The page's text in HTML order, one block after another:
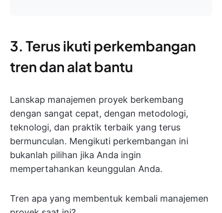
3. Terus ikuti perkembangan
tren dan alat bantu
Lanskap manajemen proyek berkembang
dengan sangat cepat, dengan metodologi,
teknologi, dan praktik terbaik yang terus
bermunculan. Mengikuti perkembangan ini
bukanlah pilihan jika Anda ingin
mempertahankan keunggulan Anda.
Tren apa yang membentuk kembali manajemen